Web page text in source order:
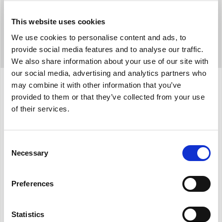
This website uses cookies
We use cookies to personalise content and ads, to
provide social media features and to analyse our traffic.
We also share information about your use of our site with
our social media, advertising and analytics partners who
may combine it with other information that you’ve
provided to them or that they’ve collected from your use
of their services.
Selection
Necessary
Preferences
Statistics
Προδιαγραφές
Ανεξάρτητη ή συνδυασμένη λειτουργία: αν
μοιράζονται τη διαθέσιμη ισχύ *
Διατίθεται σε εκδόσεις: 1: HP (αντλία θερμότητας)
κλάση Α